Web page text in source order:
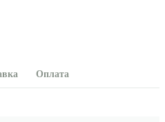
Оплата